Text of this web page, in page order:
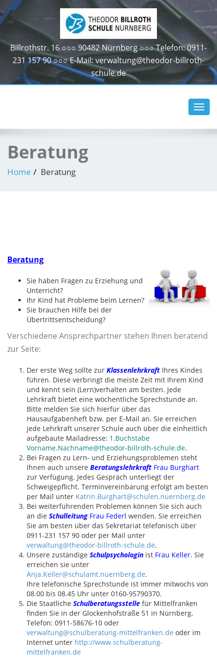
Billrothstr. 16 ○○○ 90482 Nürnberg ○○○ Telefon: 0911-
231 157 90 ○○○ E-Mail: verwaltung@theodor-billroth-
schule.de
Beratung
Home Beratung
Beratung
Sie haben Fragen zu Erziehung und
Unterricht?
Ihr Kind hat Probleme beim Lernen?
Sie brauchen Hilfe bei der
Übertrittsentscheidung?
Verschiedene Ansprechpartner stehen Ihnen beratend
zur Seite:
Der erste Weg sollte zur Klassenlehrkraft Ihres Kindes
führen. Diese verbringt die meiste Zeit mit Ihrem Kind
und kennt sein (Lern)verhalten am besten. Jede
Lehrkraft bietet eine wöchentliche Sprechstunde an.
Bitte melden Sie sich hierfür über das
Hausaufgabenheft bzw. per E-Mail an. Sie erreichen
jede Lehrkraft unserer Schule auch über die einheitlich
aufgebaute Mailadresse: 1.Buchstabe
Vorname.Nachname@theodor-billroth-schule.de.
Bei Fragen zu Lern- und Erziehungsproblemen steht
Ihnen auch unsere Beratungslehrkraft Frau Burghart
zur Verfügung. Jedes Gespräch unterliegt der
Schweigepflicht. Terminvereinbarung erfolgt am besten
per Mail unter Katrin.Burghart@schulen.nuernberg.de
Bei weiterführenden Problemen können Sie sich auch
an die Schulleitung Frau Federl wenden. Sie erreichen
Sie am besten über das Sekretariat telefonisch über
0911-231 157 90 oder per Mail unter
verwaltung@theodor-billroth-schule.de.
Unsere zuständige Schulpsychologin ist Frau Keller. Sie
erreichen sie unter
Anja.Keller@schulamt.nuernberg.de.
Ihre telefonische Sprechstunde ist immer mitwochs von
08.00 bis 08.45 Uhr unter 0160-95790370.
Die Staatliche Schulberatungsstelle für Mittelfranken
finden Sie in der Glockenhofstraße 51 in Nürnberg.
Telefon: 0911-58676-10 oder
verwaltung@schulberatung-mittelfranken.de oder im
Internet unter http://www.schulberatung-
mittelfranken.de